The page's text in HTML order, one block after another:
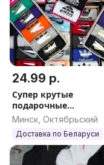
24.99 р.
Супер крутые
подарочные
боксы(носки)Турция
Минск, Октябрьский
Доставка по Беларуси